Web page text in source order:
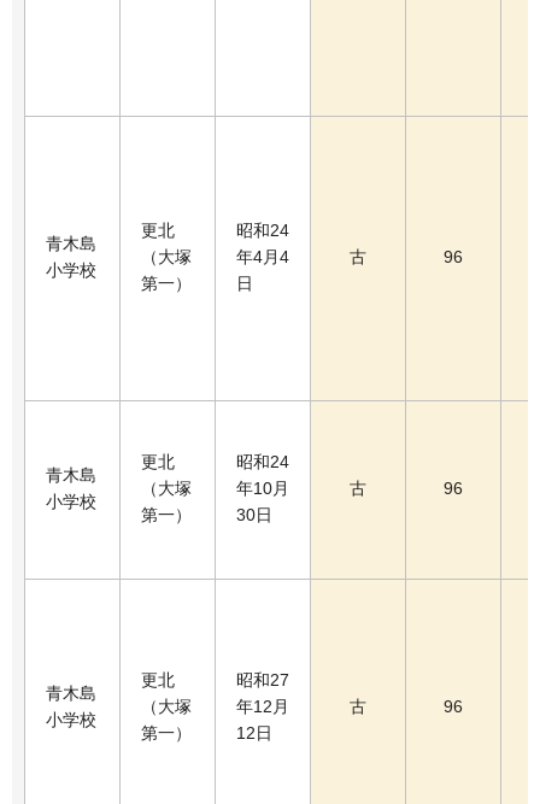
青木島
小学校
更北
（大塚
第一）
昭和24
年4月4
日
古 96
青木島
小学校
更北
（大塚
第一）
昭和24
年10月
30日
古 96
青木島
小学校
更北
（大塚
第一）
昭和27
年12月
12日
古 96